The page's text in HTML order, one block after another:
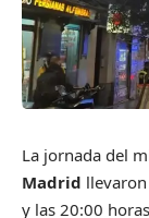
La jornada del
Madrid
y las 20:00